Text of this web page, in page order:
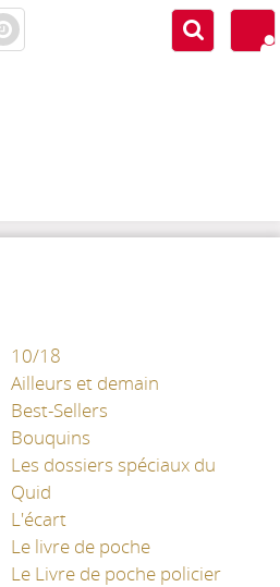
10/18
Ailleurs et demain
Best-Sellers
Bouquins
Les dossiers spéciaux du
Quid
L'écart
Le livre de poche
Le Livre de poche policier